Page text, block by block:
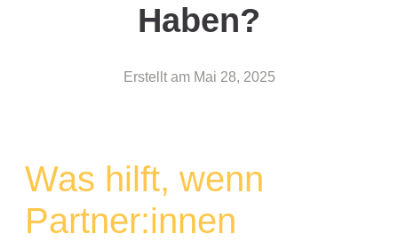
Haben?
Erstellt am Mai 28, 2025
Was hilft, wenn
Partner:innen